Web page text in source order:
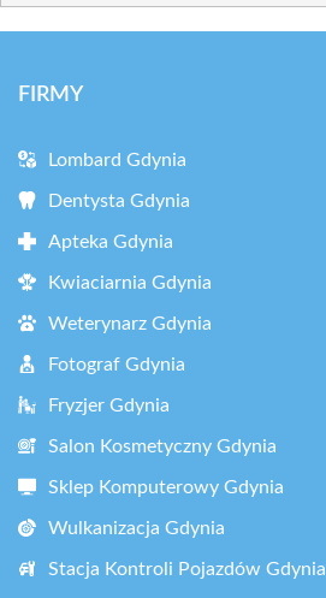
FIRMY
Lombard Gdynia
Dentysta Gdynia
Apteka Gdynia
Kwiaciarnia Gdynia
Weterynarz Gdynia
Fotograf Gdynia
Fryzjer Gdynia
Salon Kosmetyczny Gdynia
Sklep Komputerowy Gdynia
Wulkanizacja Gdynia
Stacja Kontroli Pojazdów Gdynia